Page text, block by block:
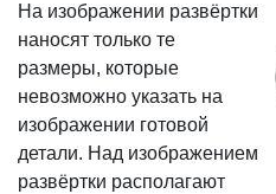
На изображении развёртки
наносят только те
размеры, которые
невозможно указать на
изображении готовой
детали. Над изображением
развёртки располагают